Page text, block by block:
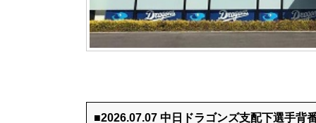
■2026.07.07 中日ドラゴンズ支配下選手背